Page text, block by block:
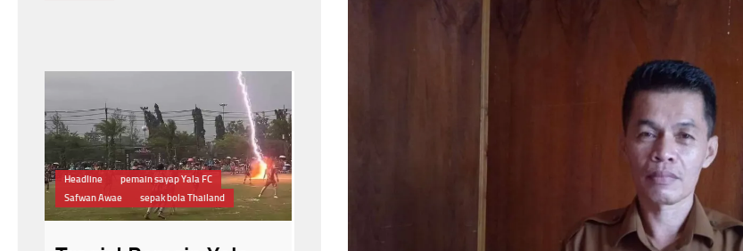
Antar OPD Bupati Cup III
Headline
Semarak HUT RI
# Raja Juli Antoni
Amplop dari Bupati
Headline
Menteri Kehutanan
omisi Pemberantasan Korupsi